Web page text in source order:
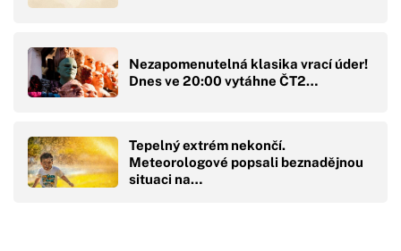
Nezapomenutelná klasika vrací úder!
Dnes ve 20:00 vytáhne ČT2…
Tepelný extrém nekončí.
Meteorologové popsali beznadějnou
situaci na…